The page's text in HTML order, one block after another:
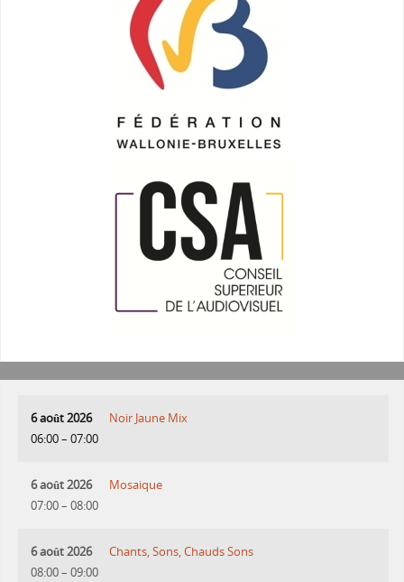
6 août 2026
06:00– 07:00
Noir Jaune Mix
6 août 2026
07:00– 08:00
Mosaique
6 août 2026
08:00– 09:00
Chants, Sons, Chauds Sons